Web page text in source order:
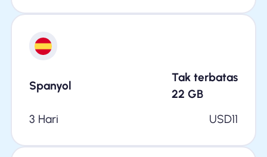
Spanyol
Tak terbatas
22 GB
3 Hari
USD11